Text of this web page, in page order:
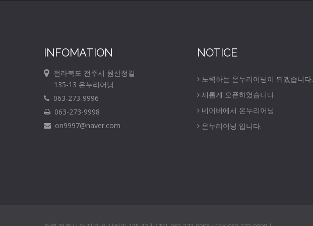
INFOMATION
전라북도 전주시 원산정길
135-13 온누리어닝
063-273-9996
063-273-9998
on9997@naver.com
NOTICE
노력하는 온누리어닝이 되겠습니다.
새롭게 오픈하였습니다.
네이버에서 온누리어닝
온누리어닝 입니다.